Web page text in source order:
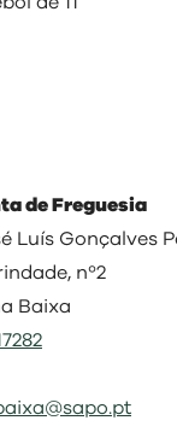
de Freguesia
Luís Gonçalves
nº2
Baixa